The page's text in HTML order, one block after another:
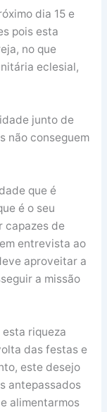
dia 15 e
pois esta
no que
eclesial,
junto de
não conseguem
que é
é o seu
capazes de
entrevista ao
aproveitar a
a missão
riqueza
das festas e
este desejo
antepassados
alimentarmos